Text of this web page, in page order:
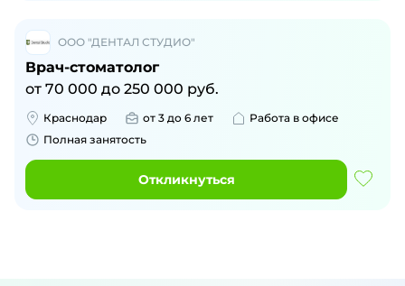
ООО "ДЕНТАЛ СТУДИО"
Врач-стоматолог
от 70 000 до 250 000 руб.
Краснодар от 3 до 6 лет
Работа в офисе
Полная занятость
Откликнуться